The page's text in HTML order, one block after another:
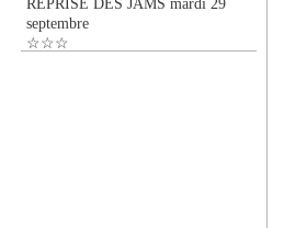
septembre
☆☆☆